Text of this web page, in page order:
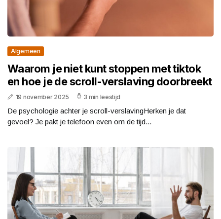
Algemeen
Waarom je niet kunt stoppen met tiktok
en hoe je de scroll-verslaving doorbreekt
19 november 2025 3 min leestijd
De psychologie achter je scroll-verslavingHerken je dat
gevoel? Je pakt je telefoon even om de tijd...